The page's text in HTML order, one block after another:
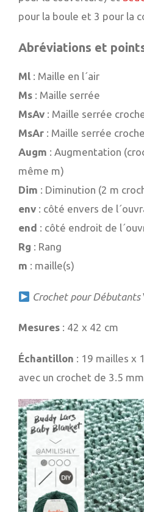
pour la boule et 3 pour la
Abréviations et
Ml : Maille en l´air
Ms : Maille serrée
MsAv : Maille serrée
MsAr : Maille serrée
Augm : Augmentation
même m)
Dim : Diminution (2 m
env : côté envers de
end : côté endroit de
Rg : Rang
m : maille(s)
Crochet pour Débutants
Mesures : 42 x 42 cm
Échantillon : 19 mailles x
avec un crochet de 3.5 mm